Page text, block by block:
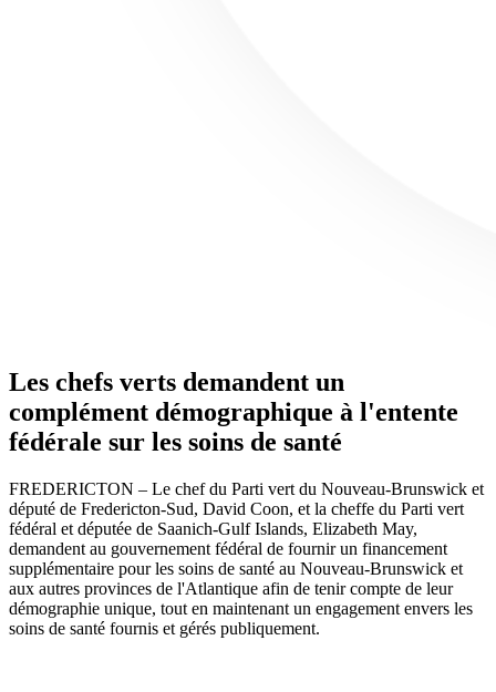
Les chefs verts demandent un
complément démographique à l'entente
fédérale sur les soins de santé
FREDERICTON – Le chef du Parti vert du Nouveau-Brunswick et
député de Fredericton-Sud, David Coon, et la cheffe du Parti vert
fédéral et députée de Saanich-Gulf Islands, Elizabeth May,
demandent au gouvernement fédéral de fournir un financement
supplémentaire pour les soins de santé au Nouveau-Brunswick et
aux autres provinces de l'Atlantique afin de tenir compte de leur
démographie unique, tout en maintenant un engagement envers les
soins de santé fournis et gérés publiquement.